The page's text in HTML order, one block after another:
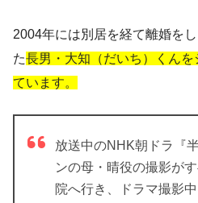
2004年には別居を経て離婚を
た長男・大知（だいち）くん
ています。
放送中のNHK朝ドラ『
ンの母・晴役の撮影が
院へ行き、ドラマ撮影